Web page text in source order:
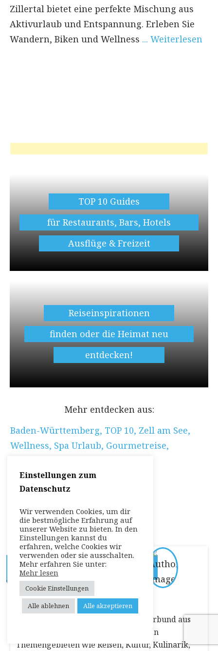
Zillertal bietet eine perfekte Mischung aus
Aktivurlaub und Entspannung. Erleben Sie
Wandern, Biken und Wellness ... Weiterlesen
TOP 10 Guides
für Restaurants, Bars, Hotels
Ausflüge & Freizeit
Reiseinspirationen
finden oder die Heimat neu
entdecken!
Mehr entdecken aus:
Baden-Württemberg, TOP 10, Zell am See,
Wellness, Spa Urlaub, Gourmetreise,
Zurück zu:
REISE STORIES REDAKTION
Autor Kurzvorstellung:
Die Reise Stories Redaktion ist ein Verbund aus
Fachjournalisten zu unterschiedlichen
Themengebieten wie Reisen, Kultur, Kulinarik,
Einstellungen zum
Datenschutz
Wir verwenden Cookies, um dir
die bestmögliche Erfahrung auf
unserer Website zu bieten. In den
Einstellungen kannst du
erfahren, welche Cookies wir
verwenden oder sie ausschalten.
Mehr erfahren Sie unter:
Mehr lesen
Cookie Einstellungen
Alle ablehnen
Alle akzeptieren